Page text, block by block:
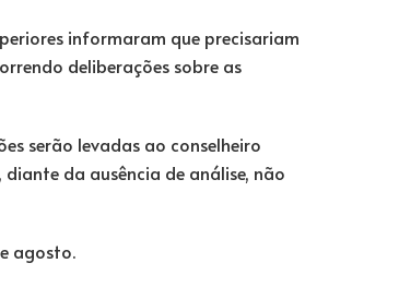
informaram que precisariam
deliberações sobre as
serão levadas ao conselheiro
da ausência de análise, não
agosto.